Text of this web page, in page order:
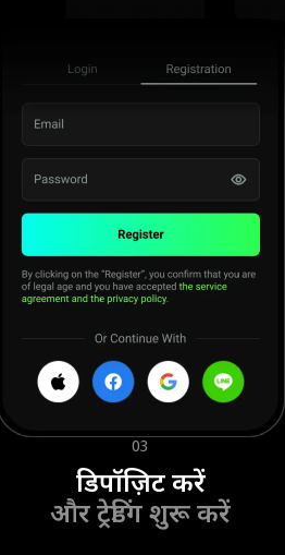
03
डिपॉज़िट करें
और ट्रेडिंग शुरू करें